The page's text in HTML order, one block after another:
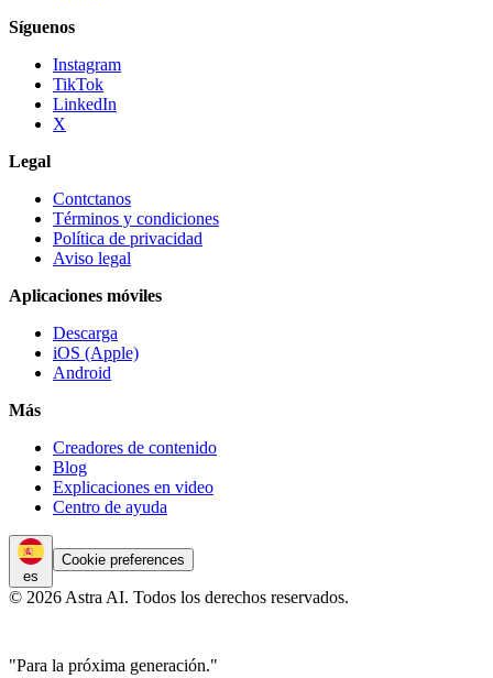
Síguenos
Instagram
TikTok
LinkedIn
X
Legal
Contctanos
Términos y condiciones
Política de privacidad
Aviso legal
Aplicaciones móviles
Descarga
iOS (Apple)
Android
Más
Creadores de contenido
Blog
Explicaciones en video
Centro de ayuda
es
Cookie preferences
© 2026 Astra AI. Todos los derechos reservados.
"Para la próxima generación."